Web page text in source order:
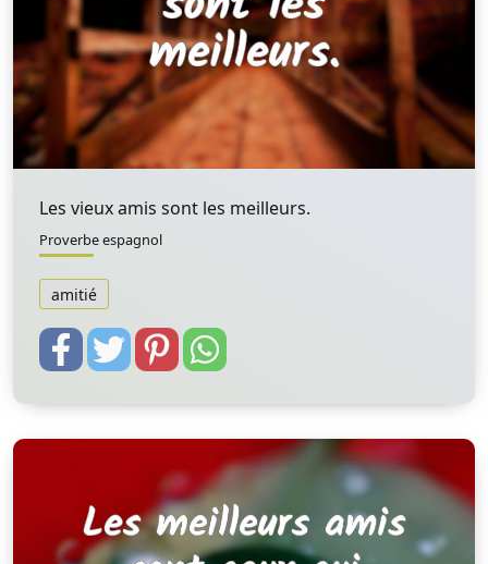
Les vieux amis sont les meilleurs.
Proverbe espagnol
amitié